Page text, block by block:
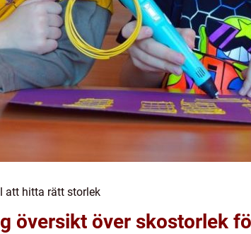
att hitta rätt storlek
översikt över skostorlek